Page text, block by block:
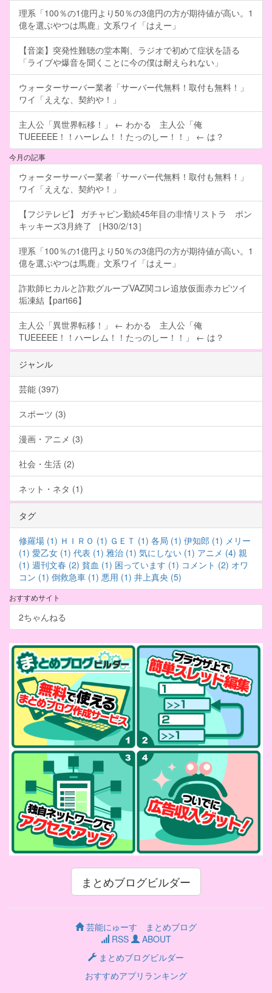
理系「100％の1億円より50％の3億円の方が期待値が高い。1
億を選ぶやつは馬鹿」文系ワイ「はえー」
【音楽】突発性難聴の堂本剛、ラジオで初めて症状を語る
「ライブや爆音を聞くことに今の僕は耐えられない」
ウォーターサーバー業者「サーバー代無料！取付も無料！」
ワイ「ええな、契約や！」
主人公「異世界転移！」 ← わかる 主人公「俺
TUEEEEE！！ハーレム！！たっのしー！！」 ← は？
今月の記事
ウォーターサーバー業者「サーバー代無料！取付も無料！」
ワイ「ええな、契約や！」
【フジテレビ】 ガチャピン勤続45年目の非情リストラ ポン
キッキーズ3月終了 ［H30/2/13］
理系「100％の1億円より50％の3億円の方が期待値が高い。1
億を選ぶやつは馬鹿」文系ワイ「はえー」
詐欺師ヒカルと詐欺グループVAZ関コレ追放仮面赤カビツイ
垢凍結【part66】
主人公「異世界転移！」 ← わかる 主人公「俺
TUEEEEE！！ハーレム！！たっのしー！！」 ← は？
ジャンル
芸能 (397)
スポーツ (3)
漫画・アニメ (3)
社会・生活 (2)
ネット・ネタ (1)
タグ
修羅場 (1) ＨＩＲＯ (1) ＧＥＴ (1) 各局 (1) 伊知郎 (1) メリー
(1) 愛乙女 (1) 代表 (1) 雅治 (1) 気にしない (1) アニメ (4) 親
(1) 週刊文春 (2) 貧血 (1) 困っています (1) コメント (2) オワ
コン (1) 倒救急車 (1) 悪用 (1) 井上真央 (5)
おすすめサイト
2ちゃんねる
まとめブログビルダー
芸能にゅーす まとめブログ
RSS
ABOUT
まとめブログビルダー
おすすめアプリランキング